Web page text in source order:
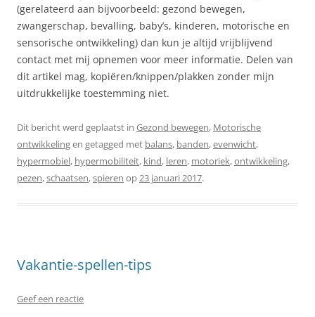
(gerelateerd aan bijvoorbeeld: gezond bewegen,
zwangerschap, bevalling, baby’s, kinderen, motorische en
sensorische ontwikkeling) dan kun je altijd vrijblijvend
contact met mij opnemen voor meer informatie. Delen van
dit artikel mag, kopiëren/knippen/plakken zonder mijn
uitdrukkelijke toestemming niet.
Dit bericht werd geplaatst in Gezond bewegen, Motorische
ontwikkelingen getagged met balans, banden,evenwicht,
hypermobiel, hypermobiliteit, kind, leren, motoriek,ontwikkeling,
pezen,schaatsen,spieren op23 januari 2017.
Vakantie-spellen-tips
Geef een reactie